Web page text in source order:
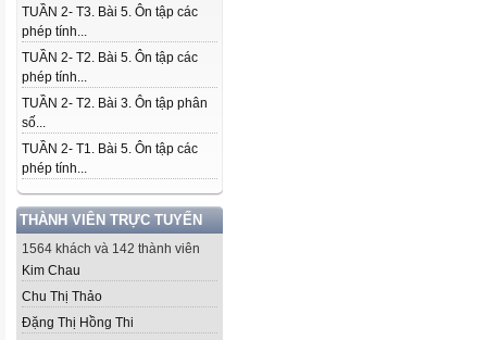
TUẦN 2- T3. Bài 5. Ôn tập các
phép tính...
TUẦN 2- T2. Bài 5. Ôn tập các
phép tính...
TUẦN 2- T2. Bài 3. Ôn tập phân
số...
TUẦN 2- T1. Bài 5. Ôn tập các
phép tính...
THÀNH VIÊN TRỰC TUYẾN
1564 khách và 142 thành viên
Kim Chau
Chu Thị Thảo
Đặng Thị Hồng Thi